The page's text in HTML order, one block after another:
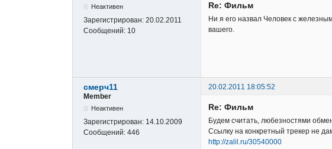
Неактивен
Зарегистрирован: 20.02.2011
Сообщений: 10
Re: Фильм
Ни я его назвал Человек с
вашего.
смерч11
20.02.2011 18:05:52
Member
Неактивен
Зарегистрирован: 14.10.2009
Сообщений: 446
Re: Фильм
Будем считать, любезностями
Ссылку на конкретный трекер не
http://zalil.ru/30540000